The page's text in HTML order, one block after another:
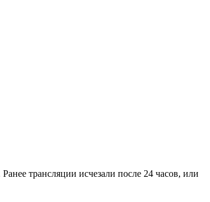
трансляции исчезали после 24 часов, или